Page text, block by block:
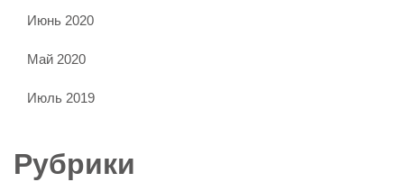
Июнь 2020
Май 2020
Июль 2019
Рубрики